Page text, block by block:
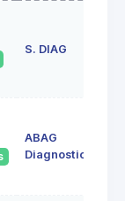
S. DIAG
ABAG
Diagnostics